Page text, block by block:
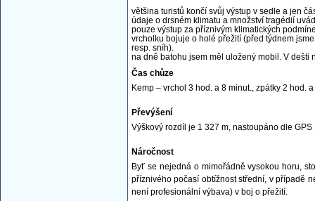
většina turistů končí svůj výstup v sedle a jen
údaje o drsném klimatu a množství tragédií
pouze výstup za příznivým klimatických
vrcholku bojuje o holé přežití (před týdnem
resp. sníh).
na dně batohu jsem měl uložený mobil. V dešti
Čas chůze
Kemp – vrchol 3 hod. a 8 minut., zpátky 2 hod.
Převýšení
Výškový rozdíl je 1 327 m, nastoupáno dle GPS
Náročnost
Byť se nejedná o mimořádně vysokou horu,
příznivého počasí obtížnost střední, v případě
není profesionální výbava) v boj o přežití.